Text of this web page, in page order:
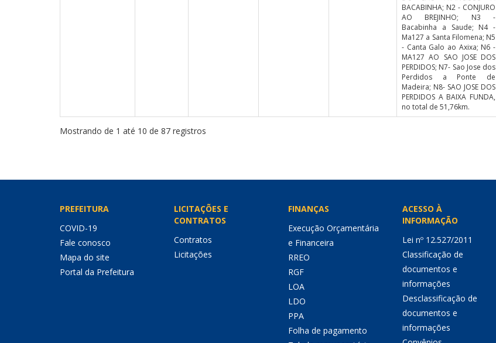
BACABINHA; N2 - CONJURO
AO BREJINHO; N3 -
Bacabinha a Saude; N4 -
Ma127 a Santa Filomena; N5
- Canta Galo ao Axixa; N6 -
MA127 AO SAO JOSE DOS
PERDIDOS; N7- Sao Jose dos
Perdidos a Ponte de
Madeira; N8- SAO JOSE DOS
PERDIDOS A BAIXA FUNDA,
no total de 51,76km.
Mostrando de 1 até 10 de 87 registros
PREFEITURA
COVID-19
Fale conosco
Mapa do site
Portal da Prefeitura
LICITAÇÕES E
CONTRATOS
Contratos
Licitações
FINANÇAS
Execução Orçamentária
e Financeira
RREO
RGF
LOA
LDO
PPA
Folha de pagamento
ACESSO À
INFORMAÇÃO
Lei nº 12.527/2011
Classificação de
documentos e
informações
Desclassificação de
documentos e
informações